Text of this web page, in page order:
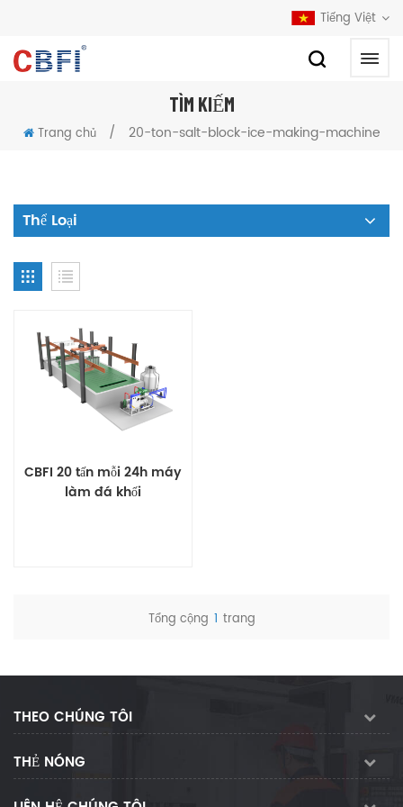
Tiếng Việt
TÌM KIẾM
Trang chủ / 20-ton-salt-block-ice-making-machine
Thể Loại
CBFI 20 tấn mỗi 24h máy
làm đá khối
Tổng cộng 1 trang
THEO CHÚNG TÔI
THẺ NÓNG